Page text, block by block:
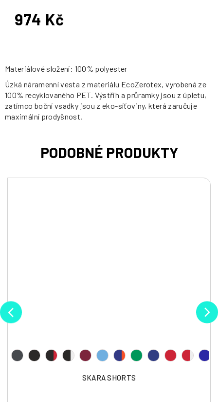
974 Kč
Měrná
Materiálové složení: 100% polyester
Úzká náramenní vesta z materiálu EcoZerotex, vyrobená ze
100% recyklovaného PET. Výstřih a průramky jsou z úpletu,
zatímco boční vsadky jsou z eko-síťoviny, která zaručuje
maximální prodyšnost.
SKARA SHORTS